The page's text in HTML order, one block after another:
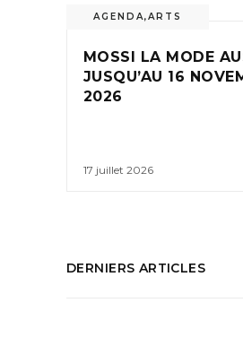
AGENDA,ARTS
MOSSI LA MODE
JUSQU’AU 16
2026
17 juillet 2026
DERNIERS ARTICLES